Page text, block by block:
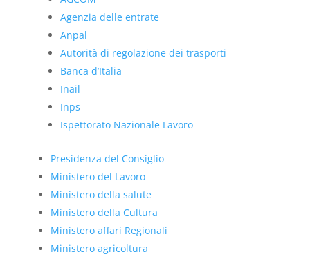
Agenzia delle entrate
Anpal
Autorità di regolazione dei trasporti
Banca d’Italia
Inail
Inps
Ispettorato Nazionale Lavoro
Presidenza del Consiglio
Ministero del Lavoro
Ministero della salute
Ministero della Cultura
Ministero affari Regionali
Ministero agricoltura